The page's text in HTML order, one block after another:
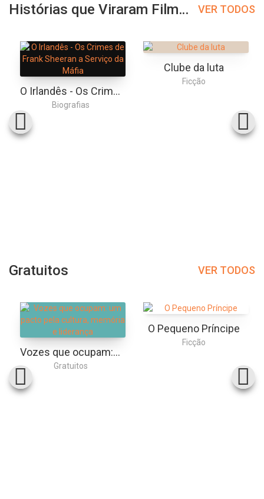
Histórias que Viraram Filmes VER TODOS
O Irlandês - Os Crimes de Frank Sheeran a Serviço da Máfia
Biografias
Clube da luta
Ficção
Gratuitos VER TODOS
Vozes que ocupam: um pacto pela cultura, memória e liderança
Gratuitos
O Pequeno Príncipe
Ficção